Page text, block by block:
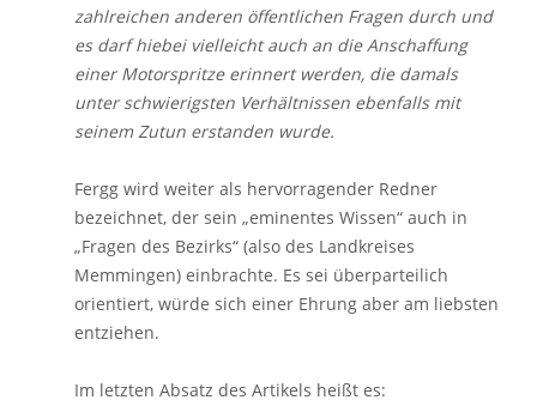
zahlreichen anderen öffentlichen Fragen durch und
es darf hiebei vielleicht auch an die Anschaffung
einer Motorspritze erinnert werden, die damals
unter schwierigsten Verhältnissen ebenfalls mit
seinem Zutun erstanden wurde.
Fergg wird weiter als hervorragender Redner
bezeichnet, der sein „eminentes Wissen“ auch in
„Fragen des Bezirks“ (also des Landkreises
Memmingen) einbrachte. Es sei überparteilich
orientiert, würde sich einer Ehrung aber am liebsten
entziehen.
Im letzten Absatz des Artikels heißt es: